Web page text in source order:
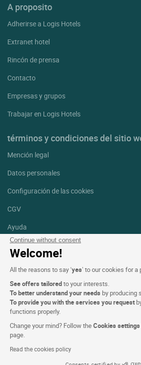
Continue without consent
Welcome!
All the reasons to say ‘yes’ to our cookies for
See offers tailoredto your interests.
To better understand your needs by producing
To provide you with the services you request
functions properly.
Change your mind? Follow theCookies settings
page.
Read the cookies policy
A proposito
Adherirse a Logis Hotels
Extranet hotel
Rincón de prensa
Contacto
Empresas y grupos
Trabajar en Logis Hotels
términos y condiciones del sitio
Mención legal
Datos personales
Configuración de las cookies
CGV
Ayuda
Mapa del sitio
fotografías
Síguenos
Facebook
Linkedin